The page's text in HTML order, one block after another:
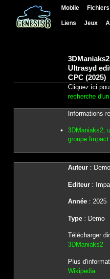
Mobile Fichiers
Liens Jeux
Ultrasyd
CPC (2025)
Cliquez ici
recherche
Informations
3DManiaks2,
groupe Impact
Auteur:
Editeur:
Année: 2025
Type: Demo
Télécharger
3DManiaks2
Plus
Wikipedia